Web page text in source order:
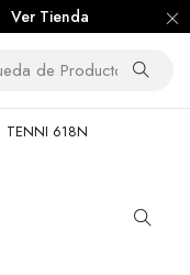
Ver Tienda
TENNI 618N